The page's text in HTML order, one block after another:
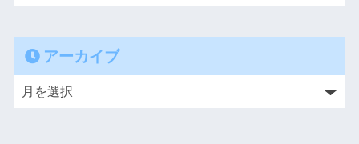
アーカイブ